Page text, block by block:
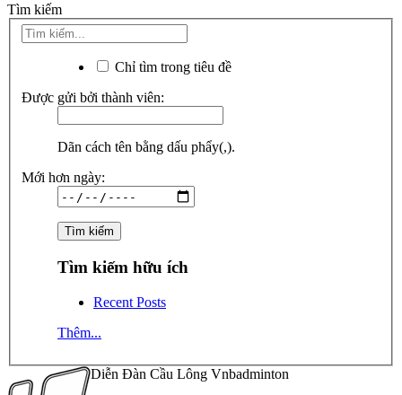
Tìm kiếm
Chỉ tìm trong tiêu đề
Được gửi bởi thành viên:
Dãn cách tên bằng dấu phẩy(,).
Mới hơn ngày:
Tìm kiếm hữu ích
Recent Posts
Thêm...
Diễn Đàn Cầu Lông Vnbadminton